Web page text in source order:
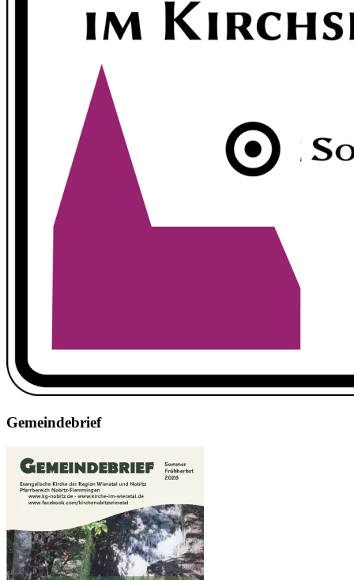
Gemeindebrief